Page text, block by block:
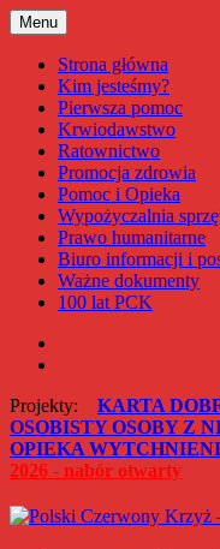
Przejdź
do
treści
Polski Czerwony Krzyż –
Menu
Strona główna
Kim jesteśmy?
Pierwsza pomoc
Krwiodawstwo
Ratownictwo
Promocja zdrowia
Pomoc i Opieka
Wypożyczalnia
Prawo humanitarne
Biuro informacji i
Ważne dokumenty
100 lat PCK
Projekty: KARTA
OSOBISTY OSOBY Z
OPIEKA
2026 - nabór otwarty